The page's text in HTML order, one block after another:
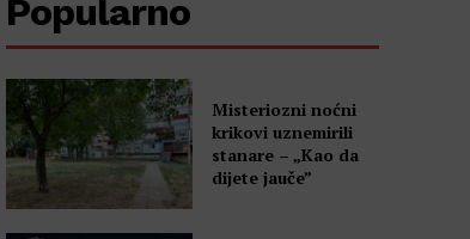
Popularno
Misteriozni noćni
krikovi uznemirili
stanare – „Kao da
dijete jauče”